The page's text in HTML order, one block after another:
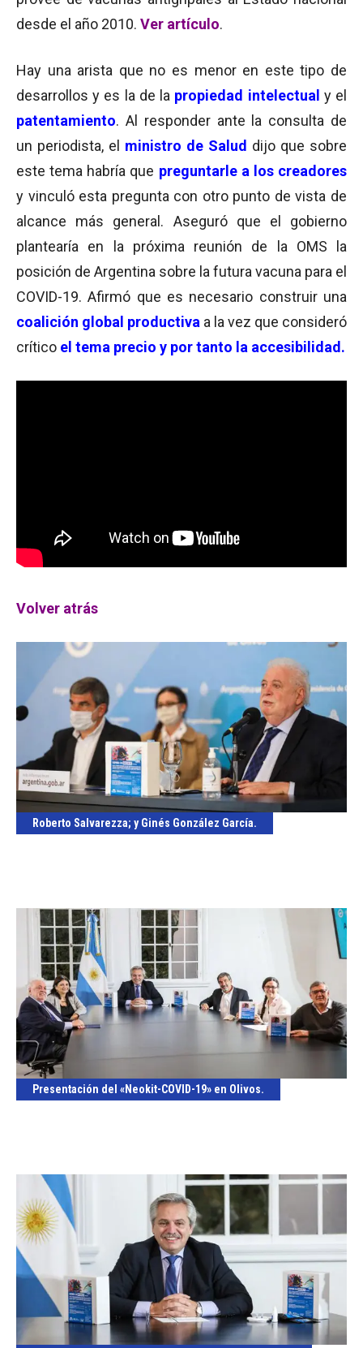
desde el año 2010. Ver artículo.
Hay una arista que no es menor en este tipo de
desarrollos y es la de la propiedad intelectual y el
patentamiento. Al responder ante la consulta de
un periodista, el ministro de Salud dijo que sobre
este tema habría que preguntarle a los creadores
y vinculó esta pregunta con otro punto de vista de
alcance más general. Aseguró que el gobierno
plantearía en la próxima reunión de la OMS la
posición de Argentina sobre la futura vacuna para el
COVID-19. Afirmó que es necesario construir una
coalición global productiva a la vez que consideró
crítico el tema precio y por tanto la accesibilidad.
Volver atrás
Roberto Salvarezza; y Ginés González García.
Presentación del «Neokit-COVID-19» en Olivos.